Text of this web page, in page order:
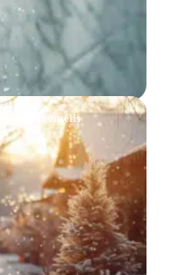
et conseils